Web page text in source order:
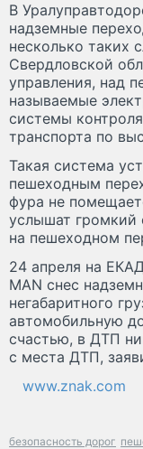
В
надземные
несколько таких
Свердловской
управления, над
называемые
системы
транспорта по
Такая система
пешеходным
фура не
услышат громкий
на пешеходном
24 апреля на
MAN снес
негабаритного
автомобильную
счастью, в ДТП
с места ДТП,
www.znak.com
безопасность дорог